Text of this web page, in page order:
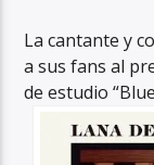
La cantante y
a sus fans al
de estudio